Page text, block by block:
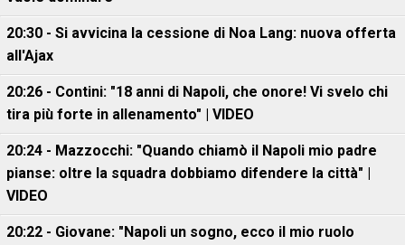
20:30 - Si avvicina la cessione di Noa Lang: nuova offerta
all'Ajax
20:26 - Contini: "18 anni di Napoli, che onore! Vi svelo chi
tira più forte in allenamento" | VIDEO
20:24 - Mazzocchi: "Quando chiamò il Napoli mio padre
pianse: oltre la squadra dobbiamo difendere la città" |
VIDEO
20:22 - Giovane: "Napoli un sogno, ecco il mio ruolo